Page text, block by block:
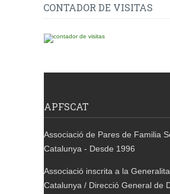
CONTADOR DE VISITAS
APFSCAT
Associació de Pares de Familia
Catalunya - Desde 1996
Associació inscrita a la
Catalunya / Direcció General de